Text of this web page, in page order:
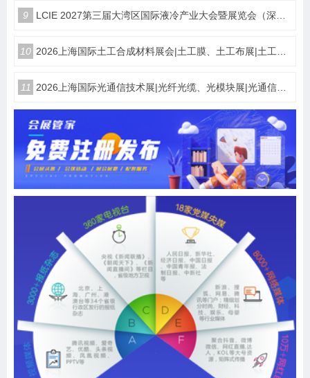
9 LCIE 2027第三届大湾区国际液冷产业大会暨展览会（深圳）
10 2026上海国际土工合成材料展会|土工膜、土工布展|土工合成材料仪器、设备展览会
11 2026上海国际光通信技术展|光纤光缆、光模块展|光通信设备展览会